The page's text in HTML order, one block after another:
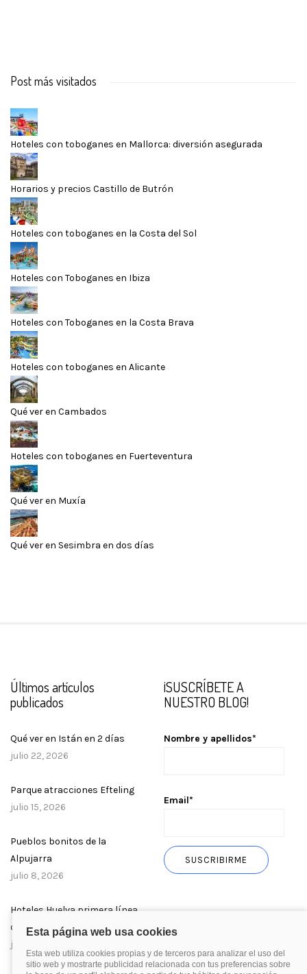
Post más visitados
Hoteles con toboganes en Mallorca: diversión asegurada
Horarios y precios Castillo de Butrón
Hoteles con toboganes en la Costa del Sol
Hoteles con Toboganes en Ibiza
Hoteles con Toboganes en la Costa Brava
Hoteles con toboganes en Alicante
Qué ver en Cambados
Hoteles con toboganes en Fuerteventura
Qué ver en Muxía
Qué ver en Sesimbra en dos días
Últimos artículos
publicados
Qué ver en Istán en 2 días
julio 22, 2026
Parque atracciones Efteling
julio 15, 2026
Pueblos bonitos de la
Alpujarra
julio 8, 2026
Hoteles Huelva primera línea
de playa
julio 1, 2026
¡SUSCRÍBETE A
NUESTRO BLOG!
Nombre y apellidos*
Email*